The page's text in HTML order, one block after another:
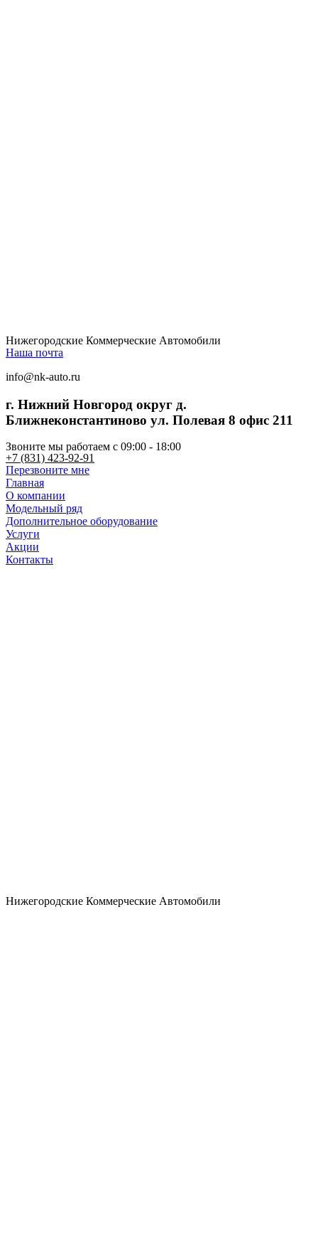
Нижегородские Коммерческие Автомобили
Наша почта
info@nk-auto.ru
г. Нижний Новгород округ д.
Ближнеконстантиново ул. Полевая 8 офис 211
Звоните мы работаем c 09:00 - 18:00
+7 (831) 423-92-91
Перезвоните мне
Главная
О компании
Модельный ряд
Дополнительное оборудование
Услуги
Акции
Контакты
Нижегородские Коммерческие Автомобили